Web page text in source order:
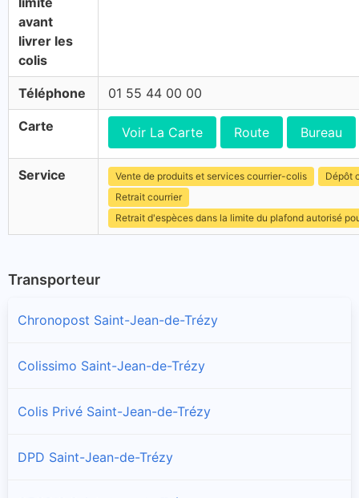
avant
livrer les
colis
Téléphone 01 55 44 00 00
Carte Voir La Carte Route Bureau
Service Vente de produits et services courrier-colis
Dépôt
Retrait courrier
Retrait d'espèces dans la limite du plafond autorisé
Transporteur
Chronopost Saint-Jean-de-Trézy
Colissimo Saint-Jean-de-Trézy
Colis Privé Saint-Jean-de-Trézy
DPD Saint-Jean-de-Trézy